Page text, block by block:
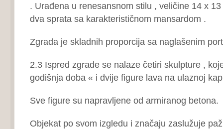
. Urađena u renesansnom stilu , veličine 14 x
dva sprata sa karakterističnom mansardom .
Zgrada je skladnih proporcija sa naglašenim
2.3 Ispred zgrade se nalaze četiri skulpture ,
godišnja doba « i dvije figure lava na ulaznoj
Sve figure su napravljene od armiranog betona.
Objekat po svom izgledu i značaju zaslužuje